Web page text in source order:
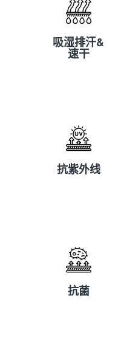
吸湿排汗&
速干
吸湿排汗&
速干
抗紫外线
抗紫外线
抗菌
抗菌